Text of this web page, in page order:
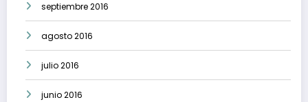
septiembre 2016
agosto 2016
julio 2016
junio 2016